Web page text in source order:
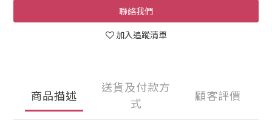
聯絡我們
加入追蹤清單
商品描述
送貨及付款方
式
顧客評價